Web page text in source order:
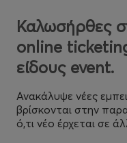
Καλωσήρθες
online
είδους event.
Ανακάλυψε νέες
βρίσκονται στην
ό,τι νέο έρχεται σε